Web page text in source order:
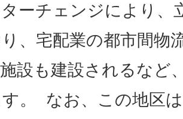
ーチェンジにより、
り、宅配業の都市間物
設も建設されるなど
。 なお、この地区